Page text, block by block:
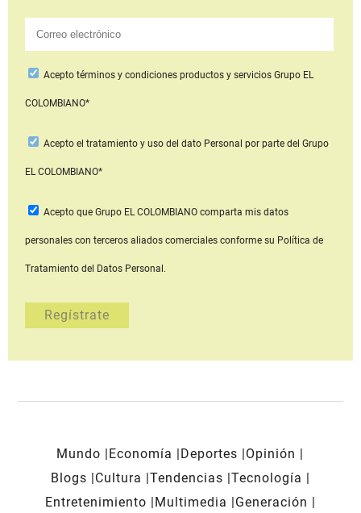
Aceptotérminos y condiciones productos y serviciosGrupo EL
COLOMBIANO*
Acepto el tratamiento y uso del dato Personal por parte del Grupo
EL COLOMBIANO*
Acepto que Grupo EL COLOMBIANOcomparta mis datos
personales con terceros aliados comerciales conforme su Política de
Tratamiento del Datos Personal.
Mundo Economía Deportes
Opinión
Blogs
Cultura Tendencias Tecnología
Entretenimiento
Multimedia
Generación